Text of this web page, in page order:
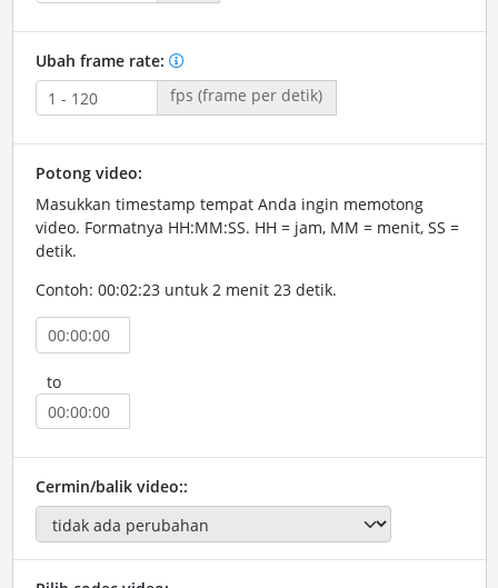
Ubah frame rate:
fps (frame per detik)
Potong video:
Masukkan timestamp tempat Anda ingin memotong
video. Formatnya HH:MM:SS. HH = jam, MM = menit, SS =
detik.
Contoh: 00:02:23 untuk 2 menit 23 detik.
to
Cermin/balik video::